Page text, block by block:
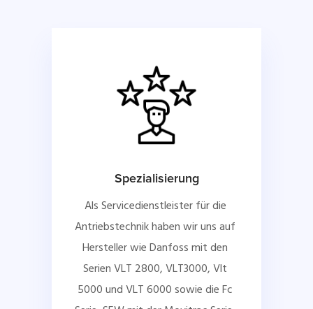
Spezialisierung
Als Servicedienstleister für die
Antriebstechnik haben wir uns auf
Hersteller wie Danfoss mit den
Serien VLT 2800, VLT3000, Vlt
5000 und VLT 6000 sowie die Fc